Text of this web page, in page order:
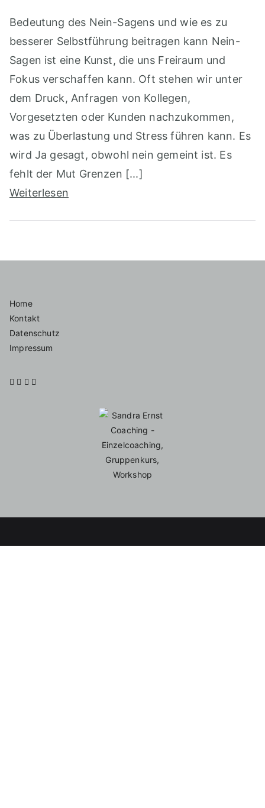
Bedeutung des Nein-Sagens und wie es zu
besserer Selbstführung beitragen kann Nein-
Sagen ist eine Kunst, die uns Freiraum und
Fokus verschaffen kann. Oft stehen wir unter
dem Druck, Anfragen von Kollegen,
Vorgesetzten oder Kunden nachzukommen,
was zu Überlastung und Stress führen kann. Es
wird Ja gesagt, obwohl nein gemeint ist. Es
fehlt der Mut Grenzen [...]
Weiterlesen
Home
Kontakt
Datenschutz
Impressum